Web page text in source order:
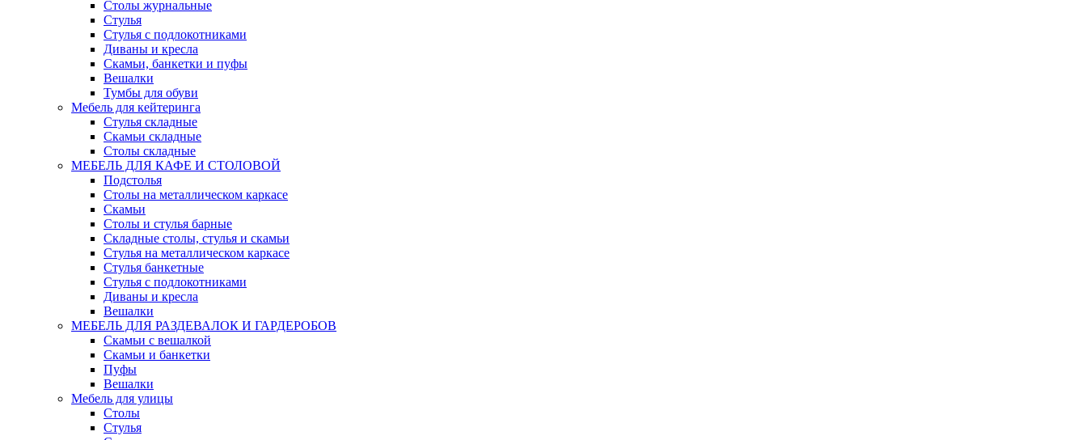
Столы журнальные
Стулья
Стулья с подлокотниками
Диваны и кресла
Скамьи, банкетки и пуфы
Вешалки
Тумбы для обуви
Мебель для кейтеринга
Стулья складные
Скамьи складные
Столы складные
МЕБЕЛЬ ДЛЯ КАФЕ И СТОЛОВОЙ
Подстолья
Столы на металлическом каркасе
Скамьи
Столы и стулья барные
Складные столы, стулья и скамьи
Стулья на металлическом каркасе
Стулья банкетные
Стулья с подлокотниками
Диваны и кресла
Вешалки
МЕБЕЛЬ ДЛЯ РАЗДЕВАЛОК И ГАРДЕРОБОВ
Скамьи с вешалкой
Скамьи и банкетки
Пуфы
Вешалки
Мебель для улицы
Столы
Стулья